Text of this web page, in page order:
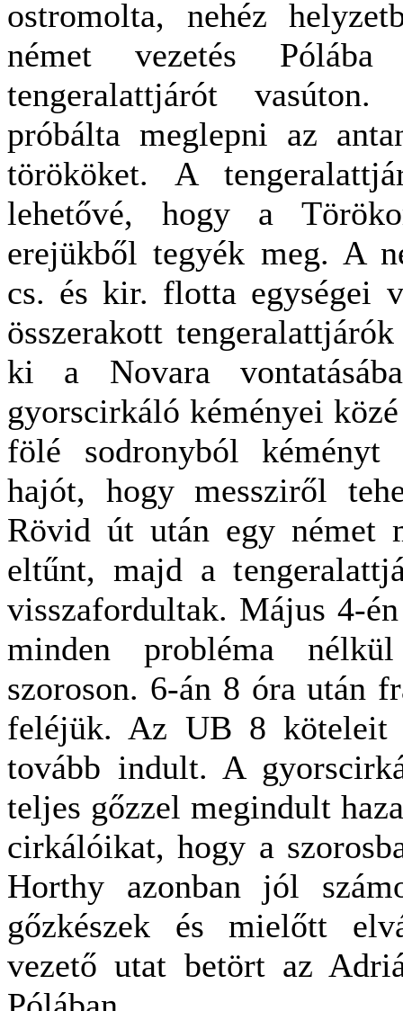
ostromolta, nehéz
német vezetés
tengeralattjárót
próbálta meglepni az
törököket. A
lehetővé, hogy a
erejükből tegyék meg. A
cs. és kir. flotta egységei
összerakott
ki a Novara
gyorscirkáló kéményei
fölé sodronyból
hajót, hogy messziről
Rövid út után egy német
eltűnt, majd a
visszafordultak. Május 4-
minden probléma
szoroson. 6-án 8 óra után
feléjük. Az UB 8 köteleit
tovább indult. A
teljes gőzzel megindult
cirkálóikat, hogy a
Horthy azonban jól
gőzkészek és mielőtt
vezető utat betört az